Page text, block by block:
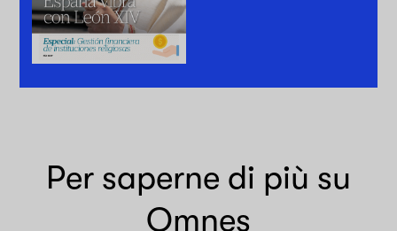
Per saperne di più su
Omnes